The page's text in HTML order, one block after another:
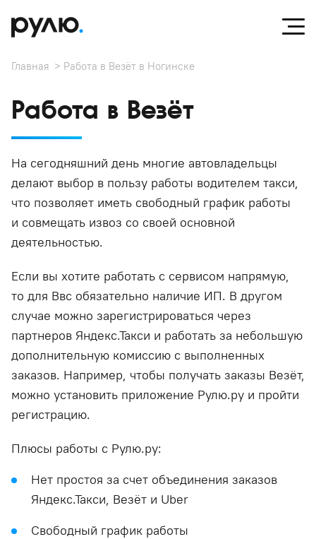
Главная Работа в Везёт в Ногинске
Работа в Везёт
На сегодняшний день многие автовладельцы
делают выбор в пользу работы водителем такси,
что позволяет иметь свободный график работы
и совмещать извоз со своей основной
деятельностью.
Если вы хотите работать с сервисом напрямую,
то для Ввс обязательно наличие ИП. В другом
случае можно зарегистрироваться через
партнеров Яндекс.Такси и работать за небольшую
дополнительную комиссию с выполненных
заказов. Например, чтобы получать заказы Везёт,
можно установить приложение Рулю.ру и пройти
регистрацию.
Плюсы работы с Рулю.ру:
Нет простоя за счет объединения заказов
Яндекс.Такси, Везёт и Uber
Свободный график работы